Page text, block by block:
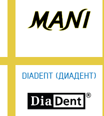
DIADENT (ДИАДЕНТ)